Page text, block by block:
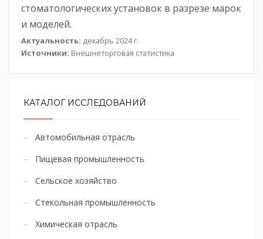
стоматологических установок в разрезе марок
и моделей.
Актуальность: декабрь 2024 г.
Источники: Внешнеторговая статистика
КАТАЛОГ ИССЛЕДОВАНИЙ
Автомобильная отрасль
Пищевая промышленность
Сельское хозяйство
Стекольная промышленность
Химическая отрасль